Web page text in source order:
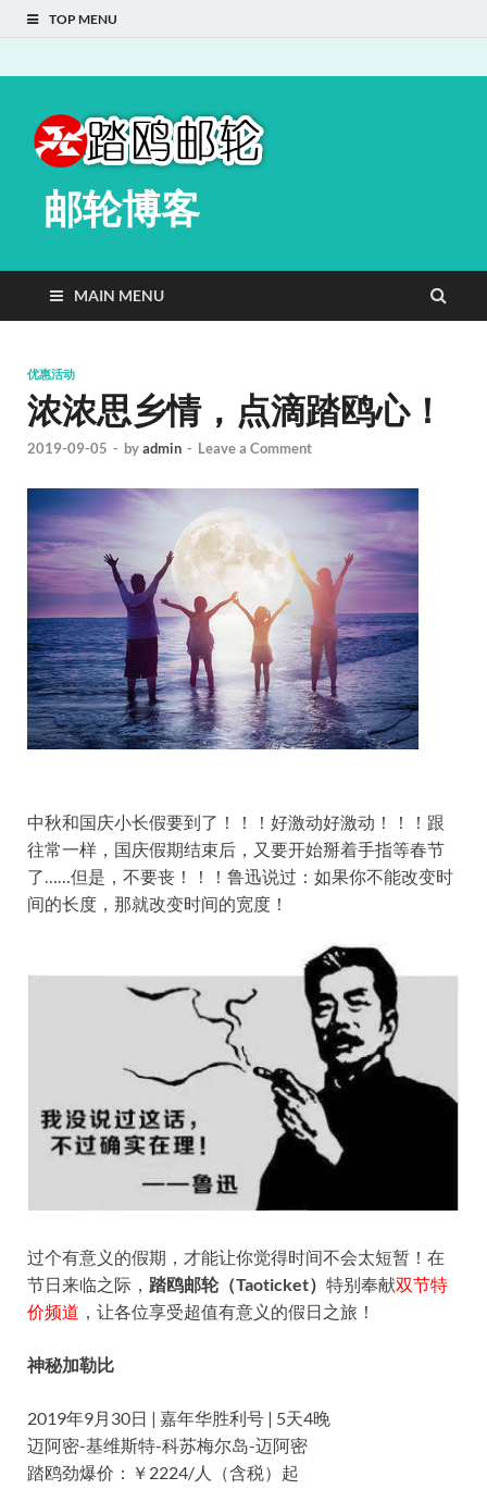
TOP MENU
邮轮博客
MAIN MENU
优惠活动
浓浓思乡情，点滴踏鸥心！
2019-09-05 - byadmin - Leave a Comment
中秋和国庆小长假要到了！！！好激动好激动！！！跟
往常一样，国庆假期结束后，又要开始掰着手指等春节
了……但是，不要丧！！！鲁迅说过：如果你不能改变时
间的长度，那就改变时间的宽度！
过个有意义的假期，才能让你觉得时间不会太短暂！在
节日来临之际， 踏鸥邮轮（Taoticket） 特别奉献双节特
价频道 ，让各位享受超值有意义的假日之旅！
神秘加勒比
2019年9月30日 | 嘉年华胜利号 | 5天4晚
迈阿密-基维斯特-科苏梅尔岛-迈阿密
踏鸥劲爆价：￥2224/人（含税）起